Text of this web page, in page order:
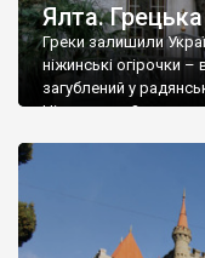
Ялта.
Греки залишили
ніжинські огірочки –
загублений у
Ніжин греки?